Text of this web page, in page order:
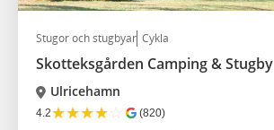
Stugor och stugbyar Cykla
Skotteksgården Camping & Stugby
Ulricehamn
4.2★★★★☆ (820)